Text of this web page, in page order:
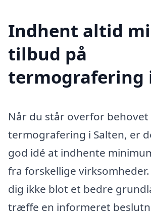
Indhent altid
tilbud på
termografering
Når du står overfor
termografering i Salten, er
god idé at indhente
fra forskellige
dig ikke blot et bedre
træffe en informeret